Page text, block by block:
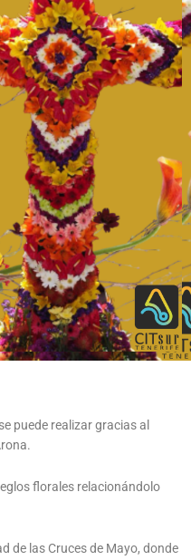
puede realizar gracias al
florales relacionándolo
de las Cruces de Mayo, donde